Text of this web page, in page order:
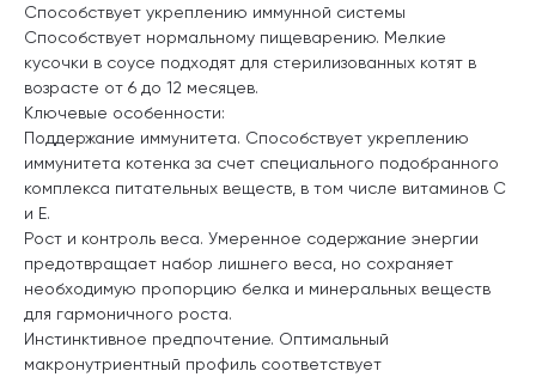
Способствует укреплению иммунной системы
Способствует нормальному пищеварению. Мелкие
кусочки в соусе подходят для стерилизованных котят в
возрасте от 6 до 12 месяцев.
Ключевые особенности:
Поддержание иммунитета. Способствует укреплению
иммунитета котенка за счет специального подобранного
комплекса питательных веществ, в том числе витаминов С
и Е.
Рост и контроль веса. Умеренное содержание энергии
предотвращает набор лишнего веса, но сохраняет
необходимую пропорцию белка и минеральных веществ
для гармоничного роста.
Инстинктивное предпочтение. Оптимальный
макронутриентный профиль соответствует